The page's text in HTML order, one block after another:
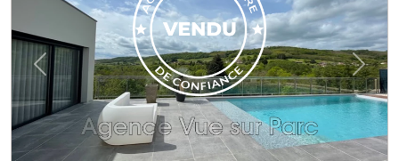
Previous Next